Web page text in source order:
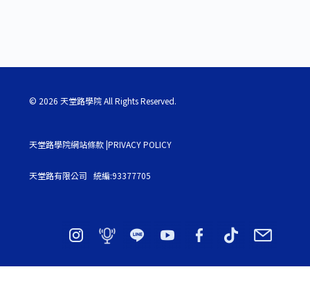
© 2026 天堂路學院 All Rights Reserved.
天堂路學院網站條款 |PRIVACY POLICY
天堂路有限公司 統編:93377705